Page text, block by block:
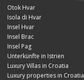
Otok Hvar
Isola di Hvar
Insel Hvar
Insel Brac
Insel Pag
Unterkünfte in Istrien
Luxury Villas in Croatia
Luxury properties in Croatia